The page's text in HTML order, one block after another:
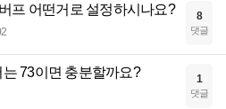
프 어떤거로 설정하시나요? 8
댓글
73이면 충분할까요? 1
댓글